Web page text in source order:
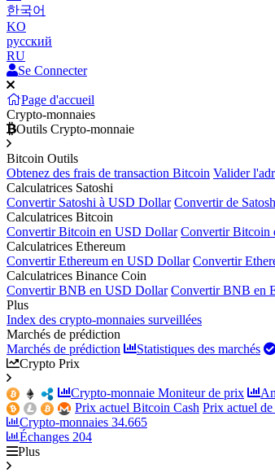
한국어
KO
русский
RU
Se Connecter
Page d'accueil
Crypto-monnaies
Outils Crypto-monnaie
Bitcoin Outils
Obtenez des frais de transaction Bitcoin Valider
Calculatrices Satoshi
Convertir Satoshi à USD Dollar Convertir de
Calculatrices Bitcoin
Convertir Bitcoin en USD Dollar Convertir Bitcoin
Calculatrices Ethereum
Convertir Ethereum en USD Dollar Convertir
Calculatrices Binance Coin
Convertir BNB en USD Dollar Convertir BNB en
Plus
Index des crypto-monnaies surveillées
Marchés de prédiction
Marchés de prédiction
Statistiques des marchés
Crypto Prix
Crypto-monnaie Moniteur de prix
Prix actuel Bitcoin Cash Prix actuel
Crypto-monnaies 34.665
Échanges 204
Plus